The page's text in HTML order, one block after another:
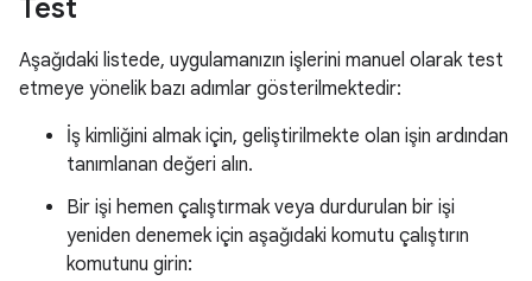
Test
Aşağıdaki listede, uygulamanızın işlerini manuel olarak test
etmeye yönelik bazı adımlar gösterilmektedir:
İş kimliğini almak için, geliştirilmekte olan işin ardından
tanımlanan değeri alın.
Bir işi hemen çalıştırmak veya durdurulan bir işi
yeniden denemek için aşağıdaki komutu çalıştırın
komutunu girin: